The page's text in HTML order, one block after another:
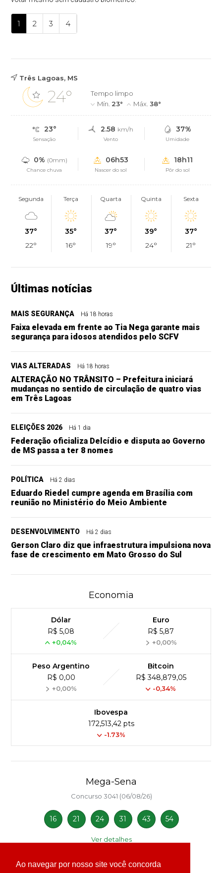
Ao navegar por nosso site você concorda
1 2 3 4
Três Lagoas, MS
24°
Tempo limpo
Mín. 23° Máx.38°
23°
Sensação
2.58 km/h
Vento
37%
Umidade
0% (0mm)
Chance chuva
06h53
Nascer do sol
18h11
Pôr do sol
Segunda
37°
22°
Terça
35°
16°
Quarta
37°
19°
Quinta
39°
24°
Sexta
37°
21°
Últimas notícias
MAIS SEGURANÇA Há 18 horas
Faixa elevada em frente ao Tia Nega garante mais
segurança para idosos atendidos pelo SCFV
VIAS ALTERADAS Há 18 horas
ALTERAÇÃO NO TRÂNSITO – Prefeitura iniciará
mudanças no sentido de circulação de quatro vias
em Três Lagoas
ELEIÇÕES 2026 Há 1 dia
Federação oficializa Delcídio e disputa ao Governo
de MS passa a ter 8 nomes
POLÍTICA Há 2 dias
Eduardo Riedel cumpre agenda em Brasília com
reunião no Ministério do Meio Ambiente
DESENVOLVIMENTO Há 2 dias
Gerson Claro diz que infraestrutura impulsiona nova
fase de crescimento em Mato Grosso do Sul
Economia
Dólar
R$ 5,08
+0,04%
Euro
R$ 5,87
+0,00%
Peso Argentino
R$ 0,00
+0,00%
Bitcoin
R$ 348,879,05
-0,34%
Ibovespa
172,513,42 pts
-1.73%
Mega-Sena
Concurso 3041 (06/08/26)
16 21 24 31 43 54
Ver detalhes